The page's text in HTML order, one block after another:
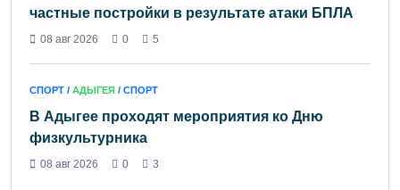
частные постройки в результате атаки БПЛА
08 авг 2026 0 5
СПОРТ / АДЫГЕЯ / СПОРТ
В Адыгее проходят мероприятия ко Дню
физкультурника
08 авг 2026 0 3